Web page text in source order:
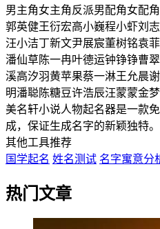
男主角女主角 反派男配角女配角
郭英健王衍宏高小巍程小虾刘
汪小洁丁新文尹展宸董树铭袁
潘仙草陈一冉叶德运钟铮铮曹
溪高汐羽黄苹果蔡一淋王允晨
明潘聪 陈糖豆许浩辰汪蒙蒙金
美名轩小说人物起名器是一款
成，保证生成名字的新颖独特。
其他工具推荐
国学起名 姓名测试 名字寓意分
热门文章